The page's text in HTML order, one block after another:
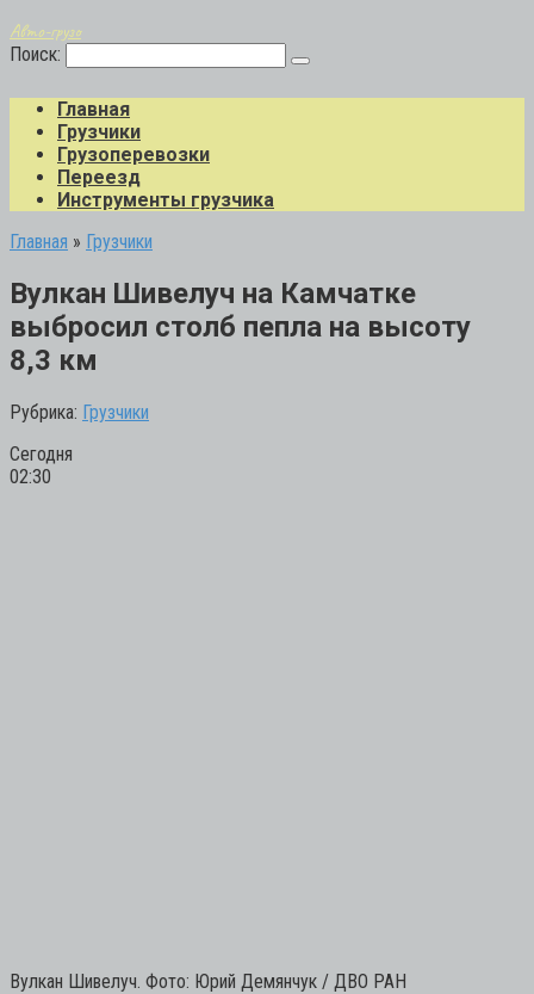
Авто-грузо
Поиск:
Главная
Грузчики
Грузоперевозки
Переезд
Инструменты грузчика
Главная » Грузчики
Вулкан Шивелуч на Камчатке
выбросил столб пепла на высоту
8,3 км
Рубрика: Грузчики
Сегодня
02:30
Вулкан Шивелуч. Фото: Юрий Демянчук / ДВО РАН